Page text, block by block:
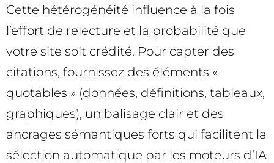
Cette hétérogénéité influence à la fois
l’effort de relecture et la probabilité que
votre site soit crédité. Pour capter des
citations, fournissez des éléments «
quotables » (données, définitions, tableaux,
graphiques), un balisage clair et des
ancrages sémantiques forts qui facilitent la
sélection automatique par les moteurs d’IA